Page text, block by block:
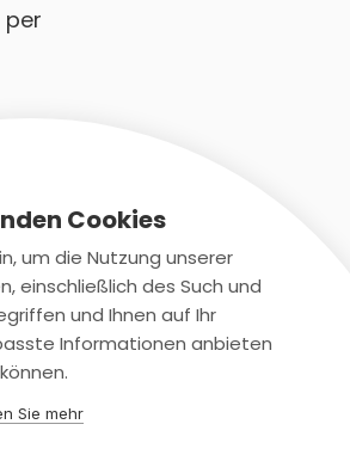
per
uns
708-4280
Cookies
um die Nutzung unserer
einschließlich des Such und
und Ihnen auf Ihr
Informationen anbieten
Sie mehr